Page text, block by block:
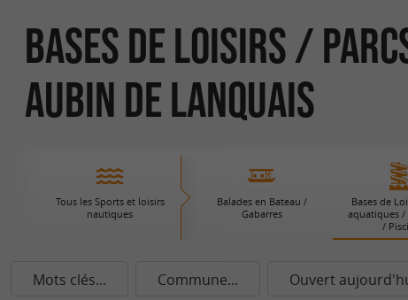
Bases de Loisirs /
Aubin de Lanquais
Tous les Sports et loisirs
nautiques
Balades en Bateau /
Gabarres
Bases de
aquatiques /
/
Mots clés... Commune... Ouvert